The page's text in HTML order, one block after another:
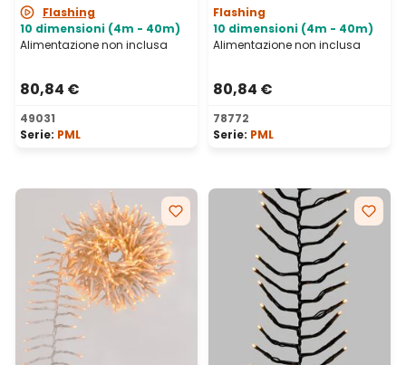
Flashing
10 dimensioni (4m - 40m)
Alimentazione non inclusa
80,84 €
49031
Serie: PML
Flashing
10 dimensioni (4m - 40m)
Alimentazione non inclusa
80,84 €
78772
Serie: PML